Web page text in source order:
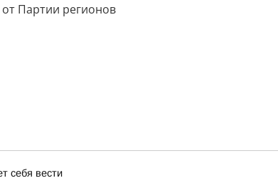
Партии регионов
себя вести